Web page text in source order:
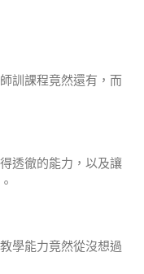
訓課程竟然還有，而
透徹的能力，以及讓
學能力竟然從沒想過